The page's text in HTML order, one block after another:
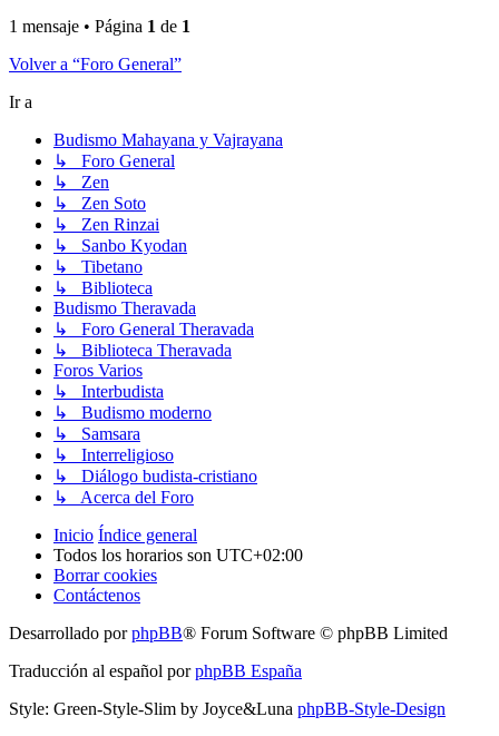
1 mensaje • Página 1 de 1
Volver a “Foro General”
Ir a
Budismo Mahayana y Vajrayana
↳ Foro General
↳ Zen
↳ Zen Soto
↳ Zen Rinzai
↳ Sanbo Kyodan
↳ Tibetano
↳ Biblioteca
Budismo Theravada
↳ Foro General Theravada
↳ Biblioteca Theravada
Foros Varios
↳ Interbudista
↳ Budismo moderno
↳ Samsara
↳ Interreligioso
↳ Diálogo budista-cristiano
↳ Acerca del Foro
Inicio Índice general
Todos los horarios son UTC+02:00
Borrar cookies
Contáctenos
Desarrollado porphpBB® Forum Software © phpBB Limited
Traducción al español porphpBB España
Style: Green-Style-Slim by Joyce&Luna phpBB-Style-Design